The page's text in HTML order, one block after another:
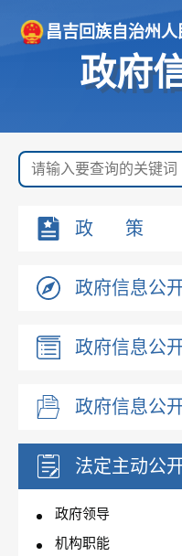
昌吉回族自治州人
政府
政 策
政府信息公
政府信息公
政府信息公
法定主动公
政府领导
机构职能